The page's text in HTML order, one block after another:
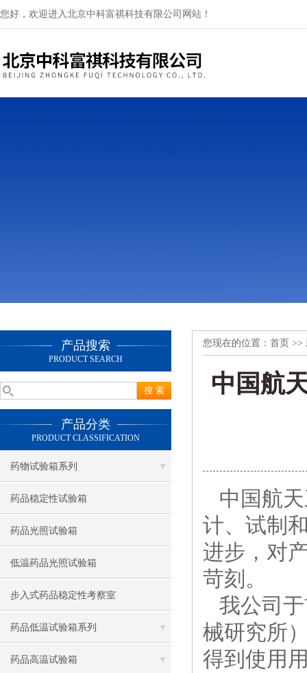
您好，欢迎进入北京中科富祺科技有限公司网站！
产品搜索
PRODUCT SEARCH
产品分类
PRODUCT CLASSIFICATION
药物试验箱系列
药品稳定性试验箱
药品光照试验箱
低温药品光照试验箱
步入式药品稳定性考察室
药品低温试验箱系列
药品高温试验箱
您现在的位置： 首页 >>
中国航
中国航天
计、试制
进步，对
苛刻。
我公司于
械研究所
得到使用